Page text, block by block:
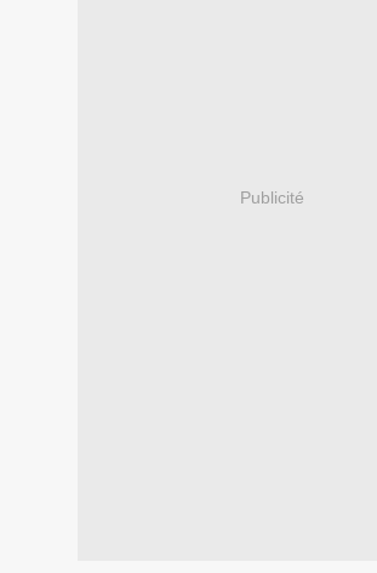
Publicité